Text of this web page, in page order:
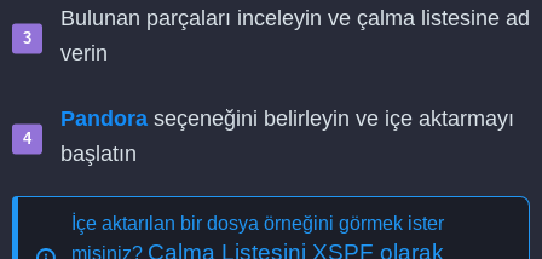
Bulunan parçaları inceleyin ve çalma listesine ad
verin
Pandora seçeneğini belirleyin ve içe aktarmayı
başlatın
İçe aktarılan bir dosya örneğini görmek ister
misiniz? Çalma Listesini XSPF olarak